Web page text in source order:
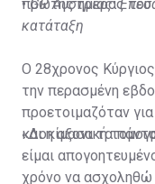
πρώτης ημέρας του
•GP Αυστρίας:
κατάταξη
Ο 28χρονος
την περασμένη
προετοιμαζόταν
και η αξονική
«Δοκίμασα τα
είμαι
χρόνο να ασχοληθώ